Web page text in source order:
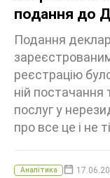
подання до
Подання
реєстрацію
ній постачання
послуг у
про все це і не
Аналітика